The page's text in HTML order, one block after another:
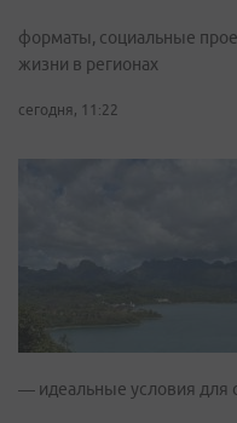
форматы, социальные
жизни в регионах
сегодня, 11:22
— идеальные условия для